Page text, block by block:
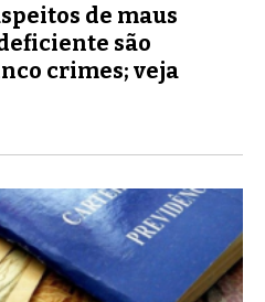
de maus
são
crimes; veja